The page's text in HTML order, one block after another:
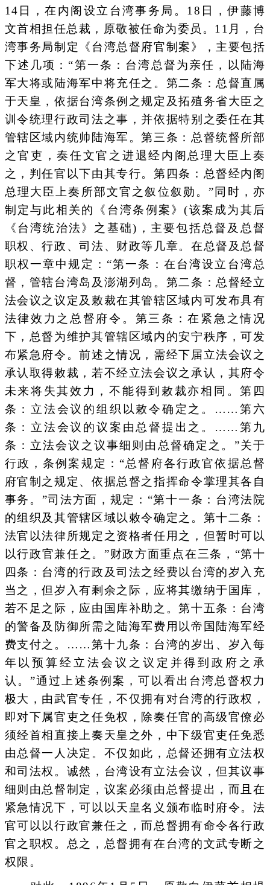
14日，在内阁设立台湾事务局。18日，伊藤博
文首相担任总裁，原敬被任命为委员。11月，台
湾事务局制定《台湾总督府官制案》，主要包括
下述几项：“第一条：台湾总督为亲任，以陆海
军大将或陆海军中将充任之。第二条：总督直属
于天皇，依据台湾条例之规定及拓殖务省大臣之
训令统理行政司法之事，并依据特别之委任在其
管辖区域内统帅陆海军。第三条：总督统督所部
之官吏，奏任文官之进退经内阁总理大臣上奏
之，判任官以下由其专行。第四条：总督经内阁
总理大臣上奏所部文官之叙位叙勋。”同时，亦
制定与此相关的《台湾条例案》(该案成为其后
《台湾统治法》之基础)，主要包括总督及总督
职权、行政、司法、财政等几章。在总督及总督
职权一章中规定：“第一条：在台湾设立台湾总
督，管辖台湾岛及澎湖列岛。第二条：总督经立
法会议之议定及敕裁在其管辖区域内可发布具有
法律效力之总督府令。第三条：在紧急之情况
下，总督为维护其管辖区域内的安宁秩序，可发
布紧急府令。前述之情况，需经下届立法会议之
承认取得敕裁，若不经立法会议之承认，其府令
未来将失其效力，不能得到敕裁亦相同。第四
条：立法会议的组织以敕令确定之。……第六
条：立法会议的议案由总督提出之。……第九
条：立法会议之议事细则由总督确定之。”关于
行政，条例案规定：“总督府各行政官依据总督
府官制之规定、依据总督之指挥命令掌理其各自
事务。”司法方面，规定：“第十一条：台湾法院
的组织及其管辖区域以敕令确定之。第十二条：
法官以法律所规定之资格者任用之，但暂时可以
以行政官兼任之。”财政方面重点在三条，“第十
四条：台湾的行政及司法之经费以台湾的岁入充
当之，但岁入有剩余之际，应将其缴纳于国库，
若不足之际，应由国库补助之。第十五条：台湾
的警备及防御所需之陆海军费用以帝国陆海军经
费支付之。……第十九条：台湾的岁出、岁入每
年以预算经立法会议之议定并得到政府之承
认。”通过上述条例案，可以看出台湾总督权力
极大，由武官专任，不仅拥有对台湾的行政权，
即对下属官吏之任免权，除奏任官的高级官僚必
须经首相直接上奏天皇之外，中下级官吏任免悉
由总督一人决定。不仅如此，总督还拥有立法权
和司法权。诚然，台湾设有立法会议，但其议事
细则由总督制定，议案必须由总督提出，而且在
紧急情况下，可以以天皇名义颁布临时府令。法
官可以以行政官兼任之，而总督拥有命令各行政
官之职权。总之，总督拥有在台湾的文武专断之
权限。